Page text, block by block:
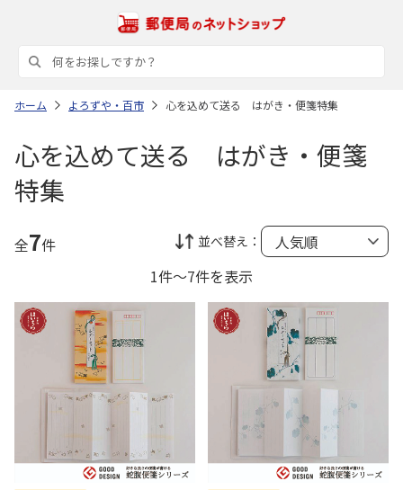
ホーム よろずや・百市 心を込めて送る はがき・便箋特集
心を込めて送る はがき・便箋
特集
全7件 並べ替え：
1件～7件を表示